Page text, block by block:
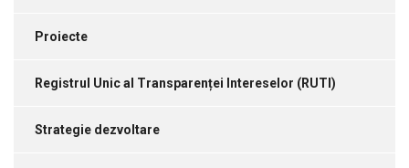
Proiecte
Registrul Unic al Transparenței Intereselor (RUTI)
Strategie dezvoltare